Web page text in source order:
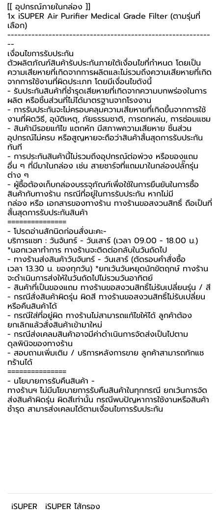
[[ อุปกรณ์ภายในกล่อง ]]
1x iSUPER Air Purifier Medical Grade Filter (ตามรุ่นที่
เลือก)
-----------------------------------------------------------
--
เงื่อนไขการรับประกัน
ตัวผลิตภัณฑ์สินค้ารับประกันภายใต้เงื่อนไขที่กำหนด โดยเป็น
ความเสียหายที่เกิดจากการผลิตและไม่รวมถึงความเสียหายที่เกิด
จากการใช้งานที่ผิดประเภท โดยมีเงื่อนไขดังนี้
- รับประกันสินค้าที่ชำรุดเสียหายที่เกิดจากความบกพร่องในการ
ผลิต หรือชิ้นส่วนที่ไม่ได้มาตรฐานจากโรงงาน
- การรับประกันจะไม่ครอบคลุมความเสียหายที่เกิดขึ้นจากการใช้
งานที่ผิดวิธี, อุบัติเหตุ, ภัยธรรมชาติ, การตกหล่น, การซ่อมแซม
- สินค้ามีรอยแก้ไข แตกหัก มีสภาพความเสียหาย ชิ้นส่วน
อุปกรณ์ไม่ครบ หรือสูญหายจะถือว่าสินค้าสิ้นสุดการรับประกัน
ทันที
- การประกันสินค้านี้ไม่รวมถึงอุปกรณ์ต่อพ่วง หรือของแถม
อื่น ๆ ที่มีมาในกล่อง เช่น สายชาร์จที่แถมมาในกล่องปลั๊กรุ่น
ต่าง ๆ
- ผู้ซื้อต้องเก็บกล่องบรรจุภัณฑ์เพื่อใช้ในการยืนยันในการซื้อ
สินค้ากับทางร้าน กรณีที่อยู่ในการรับประกัน หากไม่มี
กล่อง หรือ เอกสารของทางร้าน ทางร้านขอสงวนสิทธิ์ ถือเป็นที่
สิ้นสุดการรับประกันสินค้า
===============
-️ โปรดอ่านสักนิดก่อนสั่งนะคะ-️
บริการแชท : วันจันทร์ - วันเสาร์ (เวลา 09.00 - 18.00 น.)
*นอกเวลาทำการ ทางร้านจะติดต่อกลับในวันถัดไป
- ทางร้านส่งสินค้าวันจันทร์ - วันเสาร์ (ตัดรอบคำสั่งซื้อ
เวลา 13.30 น. ของทุกวัน) *ยกเว้นวันหยุดนักขัตฤกษ์ ทางร้าน
จะดำเนินการส่งให้ในวันถัดไปไม่รวมวันอาทิตย์
- สินค้าที่เป็นของแถม ทางร้านขอสงวนสิทธิ์ไม่รับเปลี่ยนรุ่น / สี
- กรณีสั่งสินค้าผิดรุ่น ผิดสี ทางร้านขอสงวนสิทธิ์ไม่รับเปลี่ยน
หรือคืนสินค้าได้
- กรณีใส่ที่อยู่ผิด ทางร้านไม่สามารถแก้ไขให้ได้ ลูกค้าต้อง
ยกเลิกแล้วสั่งสินค้าเข้ามาใหม่
- กรณีส่งเคลมสินค้าอาจมีค่าดำเนินการจัดส่งเป็นไปตาม
ดุลพินิจของทางร้าน
- สอบถามเพิ่มเติม / บริการหลังการขาย ลูกค้าสามารถทักแช
ทร้านได้
===============
-️ นโยบายการรับคืนสินค้า -️
ทางร้านฯ ไม่มีนโยบายการรับคืนสินค้าในทุกกรณี ยกเว้นการจัด
ส่งสินค้าผิดรุ่น ผิดสีเท่านั้น กรณีพบปัญหาการใช้งานหรือสินค้า
ชำรุด สามารส่งเคลมได้ตามเงื่อนไขการรับประกัน
iSUPER iSUPER ไส้กรอง